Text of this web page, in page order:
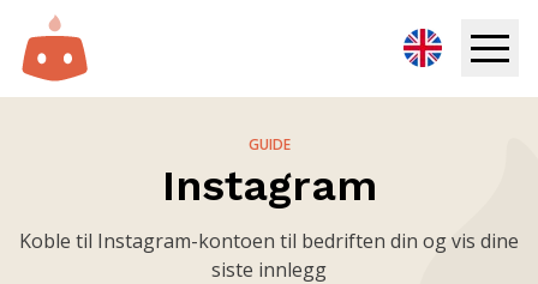
Ressurser
GUIDE
Instagram
Koble til Instagram-kontoen til bedriften din og vis dine
siste innlegg